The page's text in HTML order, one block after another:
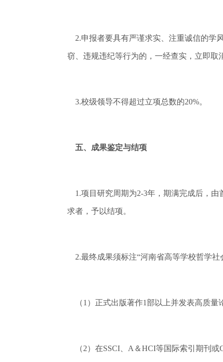
2.申报者要具有严谨求实、注重诚信的学
窃、违规违纪等行为的，一经查实，立即
3.校级领导不得超过立项总数的20%。
五、成果鉴定与结项
1.项目研究周期为2-3年，期满完成后，由
求者，予以结项。
2.最终成果须标注“河南省高等学校哲学
（1）正式出版著作1部以上并发表高质量
（2）在SSCI、A＆HCI等国际索引期刊或